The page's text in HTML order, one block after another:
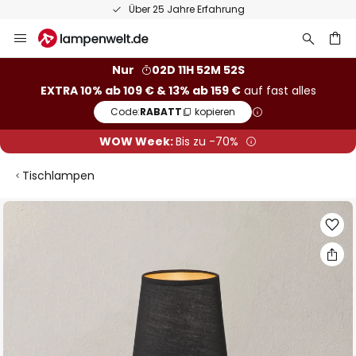
Über 25 Jahre Erfahrung
Inhalt
Nur
02D 11H 52M 52S
EXTRA 10% ab 109 € & 13% ab 159 €auf fast alles
Code:RABATT kopieren
WOW Week:Bis zu -70%
Tischlampen
Zum